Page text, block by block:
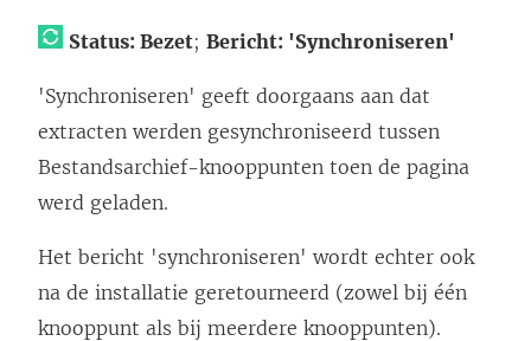
Status: Bezet; Bericht: 'Synchroniseren'
'Synchroniseren' geeft doorgaans aan dat
extracten werden gesynchroniseerd tussen
Bestandsarchief-knooppunten toen de pagina
werd geladen.
Het bericht 'synchroniseren' wordt echter ook
na de installatie geretourneerd (zowel bij één
knooppunt als bij meerdere knooppunten).